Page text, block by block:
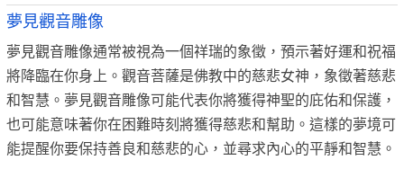
夢見觀音雕像
夢見觀音雕像通常被視為一個祥瑞的象徵，預示著好運和祝福
將降臨在你身上。觀音菩薩是佛教中的慈悲女神，象徵著慈悲
和智慧。夢見觀音雕像可能代表你將獲得神聖的庇佑和保護，
也可能意味著你在困難時刻將獲得慈悲和幫助。這樣的夢境可
能提醒你要保持善良和慈悲的心，並尋求內心的平靜和智慧。